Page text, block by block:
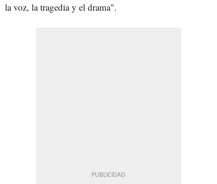
la voz, la tragedia y el drama".